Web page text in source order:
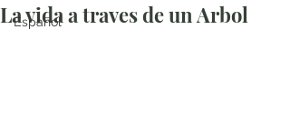
Español
La vida a traves de un Arbol